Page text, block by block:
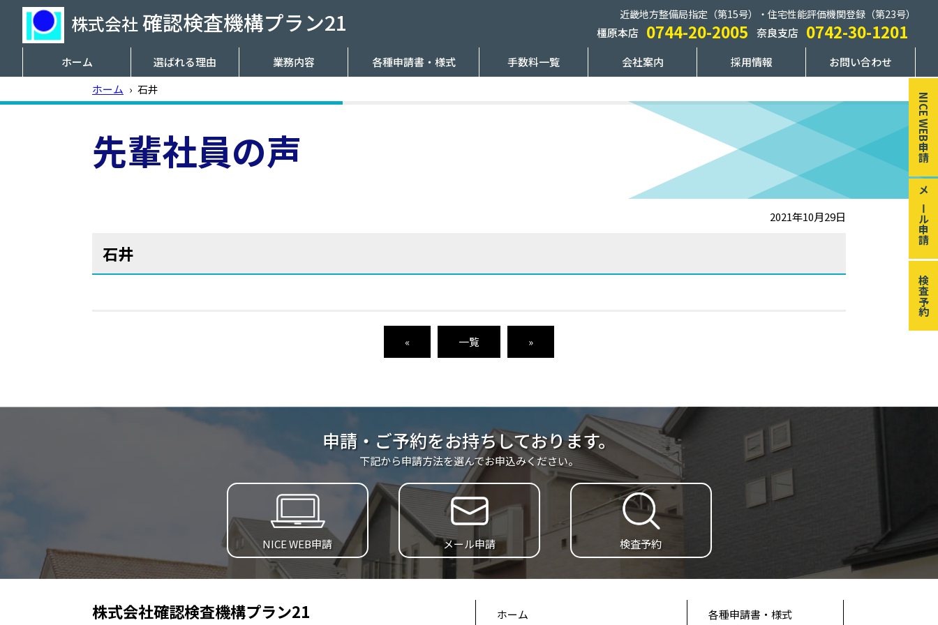
株式会社確認検査機構プラン21 近畿地方整備局指定（第15号）・住宅性能評価機関登録（第23号）
橿原本店 0744-20-2005 奈良支店 0742-30-1201
NICE WEB申請
メール申請
検査予約
ホーム 選ばれる理由 業務内容 各種申請書・様式 手数料一覧 会社案内 採用情報
お問い合わせ
ホーム › 石井
先輩社員の声
2021年10月29日
石井
« 一覧 »
申請・ご予約をお持ちしております。
下記から申請方法を選んでお申込みください。
NICE WEB申請 メール申請 検査予約
株式会社確認検査機構プラン21
ホーム
各種申請書・様式